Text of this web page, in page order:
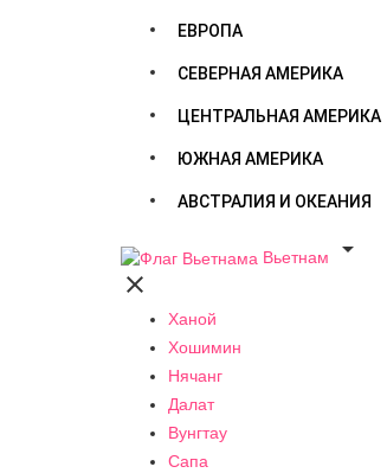
ЕВРОПА
СЕВЕРНАЯ АМЕРИКА
ЦЕНТРАЛЬНАЯ АМЕРИКА
ЮЖНАЯ АМЕРИКА
АВСТРАЛИЯ И ОКЕАНИЯ
Вьетнам


Ханой
Хошимин
Нячанг
Далат
Вунгтау
Сапа